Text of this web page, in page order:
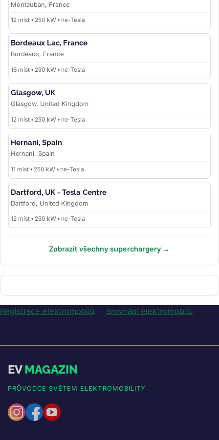
Montauban, France
12 míst • 250 kW • ne-Tesla
Bordeaux Lac, France
Bordeaux, France
16 míst • 250 kW • ne-Tesla
Glasgow, UK
Glasgow, United Kingdom
12 míst • 250 kW • ne-Tesla
Hernani, Spain
Hernani, Spain
11 míst • 250 kW • ne-Tesla
Dartford, UK - Tesla Centre
Dartford, United Kingdom
12 míst • 250 kW • ne-Tesla
Zobrazit všechny superchargery →
Registrace elektromobilů · Srovnání elektromobilů
EVMAGAZIN
PRŮVODCE SVĚTEM ELEKTROMOBILITY